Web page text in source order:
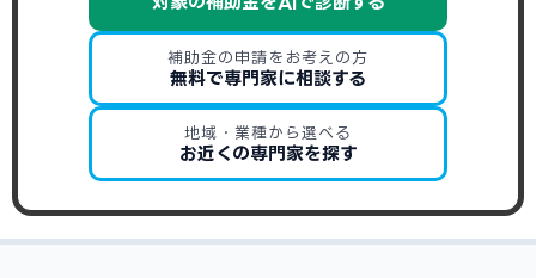
補助金の申請をお考えの方
無料で専門家に相談する
地域・業種から選べる
お近くの専門家を探す